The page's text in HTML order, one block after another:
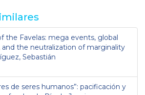
the Favelas: mega events, global
the neutralization of marginality
Sebastián
de seres humanos”: pacificación y